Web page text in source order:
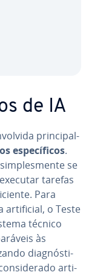
de IA
prin­ci­pal­
es­pe­cí­fi­cos.
se
tarefas
Para
ar­ti­fi­cial, o Teste
técnico
às
di­ag­nós­ti­
ar­ti­